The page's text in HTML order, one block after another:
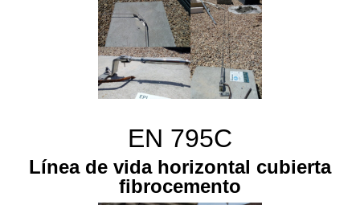
EN 795C
Línea de vida horizontal cubierta
fibrocemento